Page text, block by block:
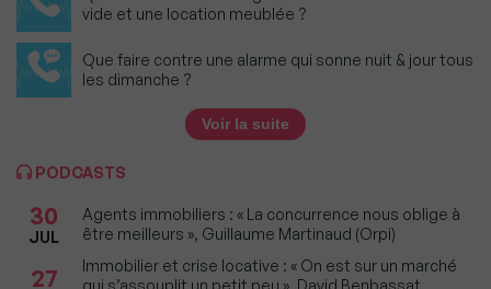
vide et une location meublée ?
Que faire contre une alarme qui sonne nuit & jour tous
les dimanche ?
Voir la suite
PODCASTS
30
JUL
Agents immobiliers : « La concurrence nous oblige à
être meilleurs », Guillaume Martinaud (Orpi)
27
Immobilier et crise locative : « On est sur un marché
qui s’assouplit un petit peu », David Benbassat